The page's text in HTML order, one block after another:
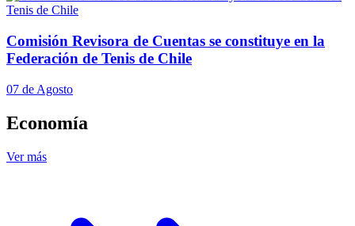
Comisión Revisora de Cuentas se constituye en la
Federación de Tenis de Chile
07 de Agosto
Economía
Ver más